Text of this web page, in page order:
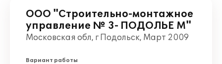
ООО "Строительно-монтажное
управление № 3- ПОДОЛЬЕ М"
Московская обл, г Подольск, Март 2009
Вариант работы